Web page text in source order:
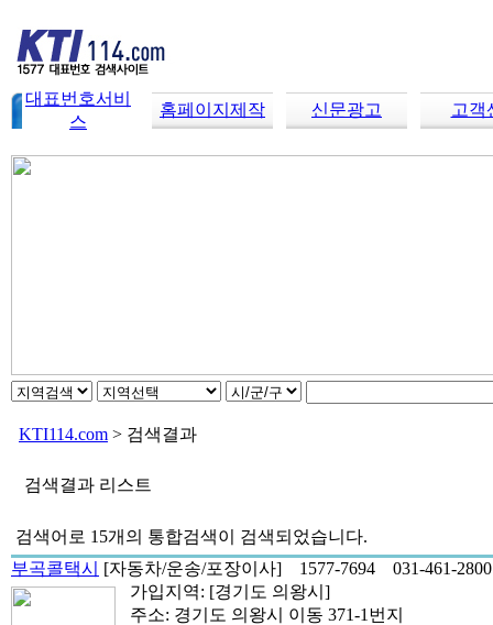
대표번호서비
스
홈페이지제작 신문광고 고객
KTI114.com > 검색결과
검색결과 리스트
검색어로 15개 의 통합검색이 검색되었습니다.
부곡콜택시
[자동차/운송/포장이사] 1577-7694
031-461-2800
가입지역: [경기도 의왕시]
주소: 경기도 의왕시 이동 371-1번지